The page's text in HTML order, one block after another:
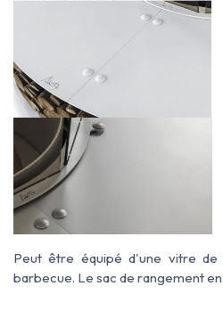
Peut être équipé d'une vitre
barbecue. Le sac de rangement